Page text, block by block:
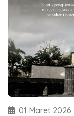
01 Maret 2026